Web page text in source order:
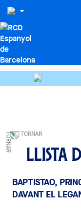
TORNAR
Llista
BAPTISTAO,
DAVANT EL